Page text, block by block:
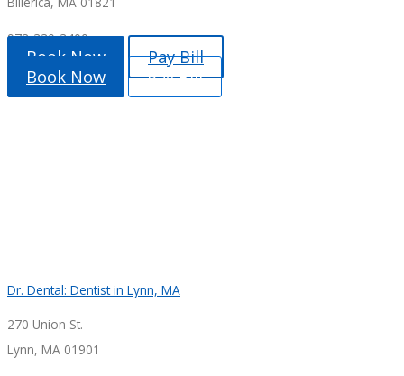
978-330-3400
Book Now
Pay Bill
Book Now
Pay Bill
Dr. Dental: Dentist in Lynn, MA
270 Union St.
Lynn, MA 01901